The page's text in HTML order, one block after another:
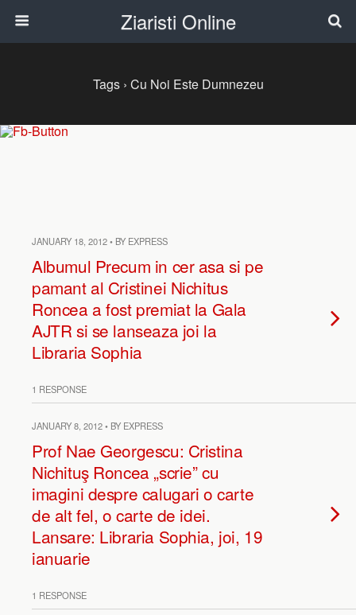
Ziaristi Online
Tags › Cu Noi Este Dumnezeu
JANUARY 18, 2012 • BY EXPRESS
Albumul Precum in cer asa si pe
pamant al Cristinei Nichitus
Roncea a fost premiat la Gala
AJTR si se lanseaza joi la
Libraria Sophia
1 RESPONSE
JANUARY 8, 2012 • BY EXPRESS
Prof Nae Georgescu: Cristina
Nichituş Roncea „scrie” cu
imagini despre calugari o carte
de alt fel, o carte de idei.
Lansare: Libraria Sophia, joi, 19
ianuarie
1 RESPONSE